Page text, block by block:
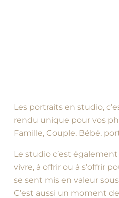
Les portraits en studio,
rendu unique pour vos
Famille, Couple, Bébé,
Le studio c’est
vivre, à offrir ou à s’offrir
se sent mis en valeur
C’est aussi un moment